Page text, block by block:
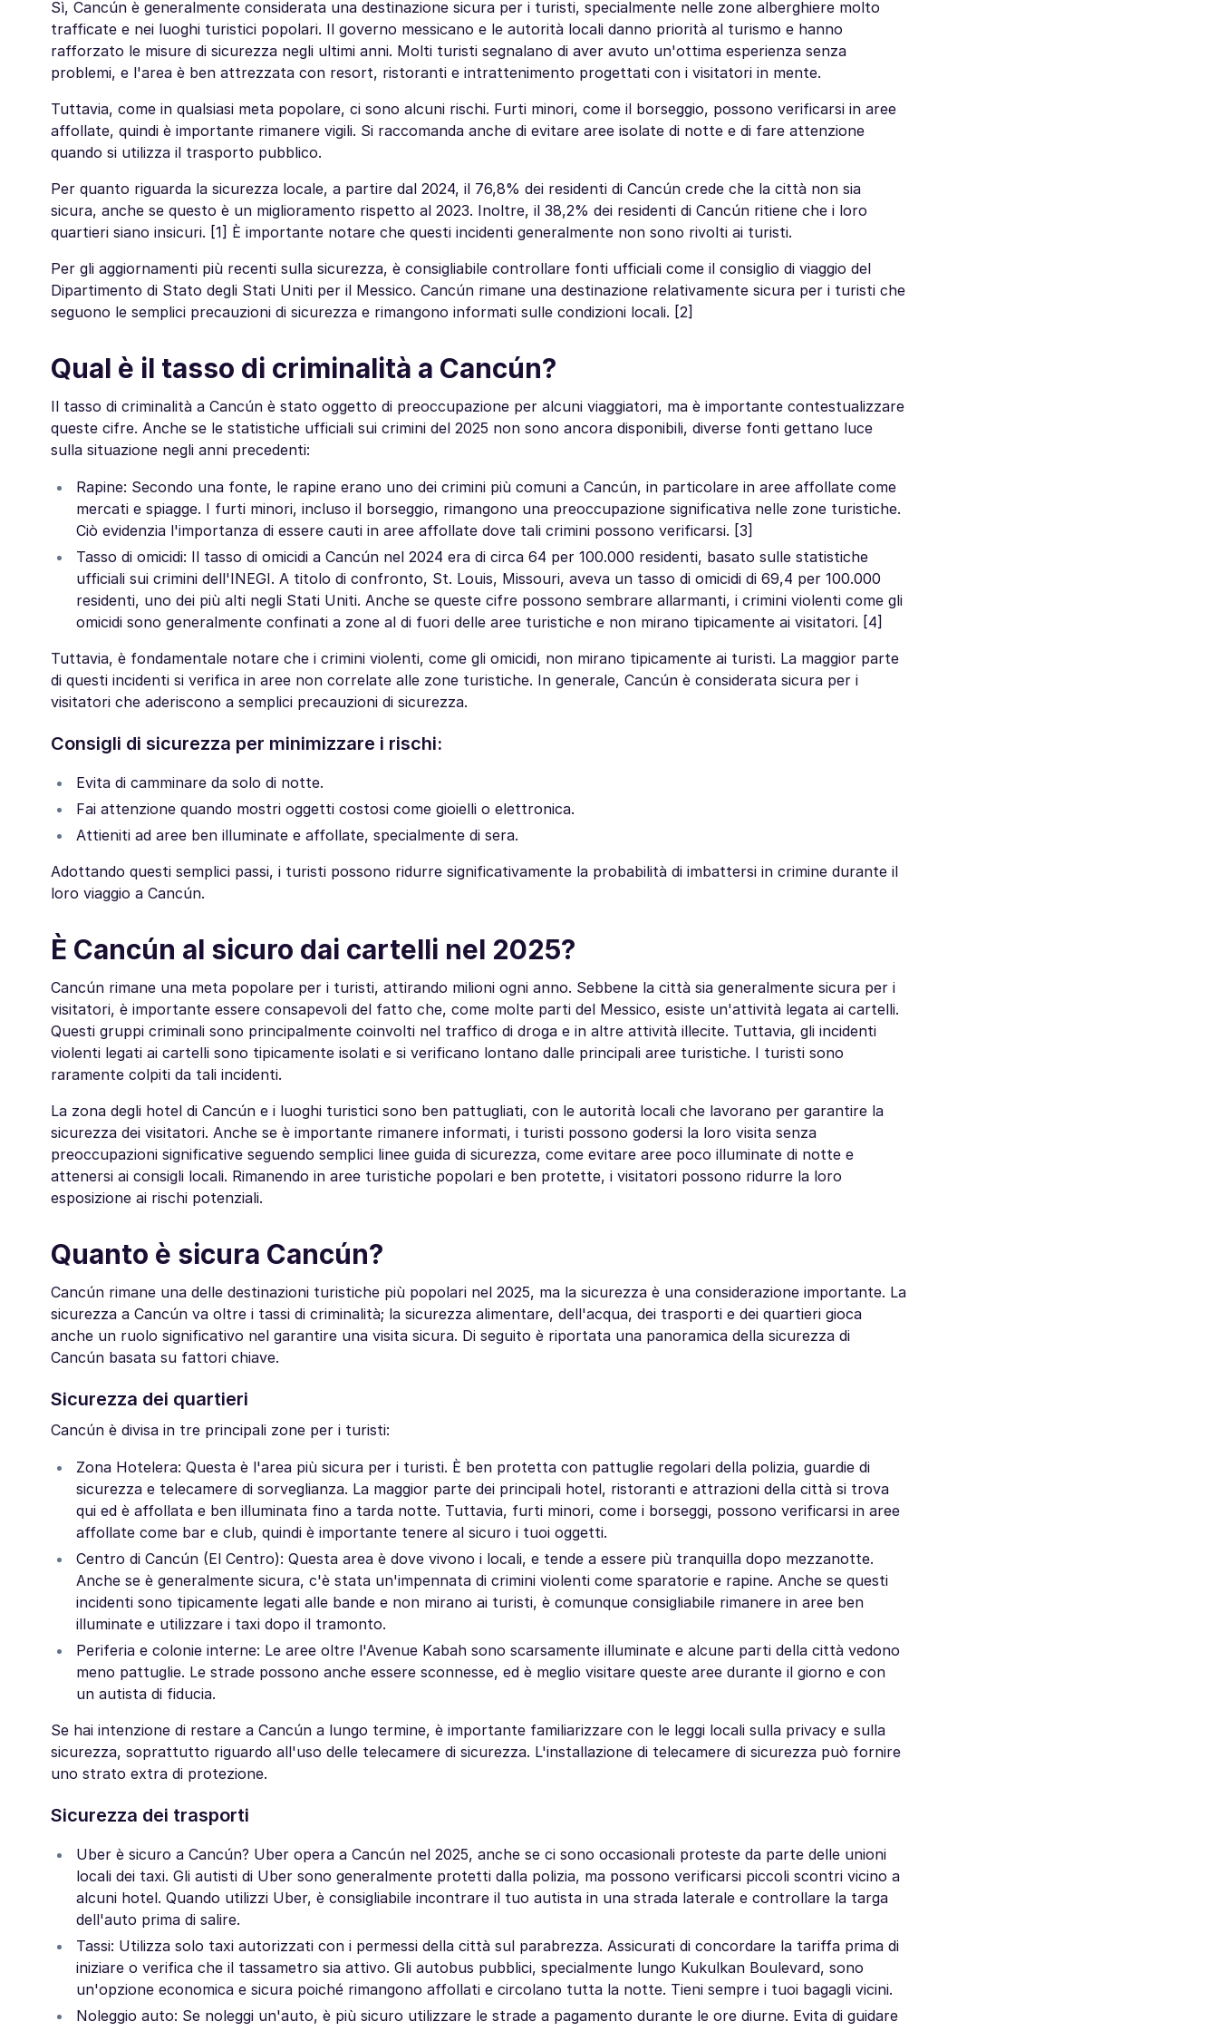
Sì, Cancún è generalmente considerata una destinazione sicura per i turisti, specialmente nelle zone alberghiere molto
trafficate e nei luoghi turistici popolari. Il governo messicano e le autorità locali danno priorità al turismo e hanno
rafforzato le misure di sicurezza negli ultimi anni. Molti turisti segnalano di aver avuto un'ottima esperienza senza
problemi, e l'area è ben attrezzata con resort, ristoranti e intrattenimento progettati con i visitatori in mente.
Tuttavia, come in qualsiasi meta popolare, ci sono alcuni rischi. Furti minori, come il borseggio, possono verificarsi in aree
affollate, quindi è importante rimanere vigili. Si raccomanda anche di evitare aree isolate di notte e di fare attenzione
quando si utilizza il trasporto pubblico.
Per quanto riguarda la sicurezza locale, a partire dal 2024, il 76,8% dei residenti di Cancún crede che la città non sia
sicura, anche se questo è un miglioramento rispetto al 2023. Inoltre, il 38,2% dei residenti di Cancún ritiene che i loro
quartieri siano insicuri. [1] È importante notare che questi incidenti generalmente non sono rivolti ai turisti.
Per gli aggiornamenti più recenti sulla sicurezza, è consigliabile controllare fonti ufficiali come il consiglio di viaggio del
Dipartimento di Stato degli Stati Uniti per il Messico. Cancún rimane una destinazione relativamente sicura per i turisti che
seguono le semplici precauzioni di sicurezza e rimangono informati sulle condizioni locali. [2]
Qual è il tasso di criminalità a Cancún?
Il tasso di criminalità a Cancún è stato oggetto di preoccupazione per alcuni viaggiatori, ma è importante contestualizzare
queste cifre. Anche se le statistiche ufficiali sui crimini del 2025 non sono ancora disponibili, diverse fonti gettano luce
sulla situazione negli anni precedenti:
Rapine: Secondo una fonte, le rapine erano uno dei crimini più comuni a Cancún, in particolare in aree affollate come
mercati e spiagge. I furti minori, incluso il borseggio, rimangono una preoccupazione significativa nelle zone turistiche.
Ciò evidenzia l'importanza di essere cauti in aree affollate dove tali crimini possono verificarsi. [3]
Tasso di omicidi: Il tasso di omicidi a Cancún nel 2024 era di circa 64 per 100.000 residenti, basato sulle statistiche
ufficiali sui crimini dell'INEGI. A titolo di confronto, St. Louis, Missouri, aveva un tasso di omicidi di 69,4 per 100.000
residenti, uno dei più alti negli Stati Uniti. Anche se queste cifre possono sembrare allarmanti, i crimini violenti come gli
omicidi sono generalmente confinati a zone al di fuori delle aree turistiche e non mirano tipicamente ai visitatori. [4]
Tuttavia, è fondamentale notare che i crimini violenti, come gli omicidi, non mirano tipicamente ai turisti. La maggior parte
di questi incidenti si verifica in aree non correlate alle zone turistiche. In generale, Cancún è considerata sicura per i
visitatori che aderiscono a semplici precauzioni di sicurezza.
Consigli di sicurezza per minimizzare i rischi:
Evita di camminare da solo di notte.
Fai attenzione quando mostri oggetti costosi come gioielli o elettronica.
Attieniti ad aree ben illuminate e affollate, specialmente di sera.
Adottando questi semplici passi, i turisti possono ridurre significativamente la probabilità di imbattersi in crimine durante il
loro viaggio a Cancún.
È Cancún al sicuro dai cartelli nel 2025?
Cancún rimane una meta popolare per i turisti, attirando milioni ogni anno. Sebbene la città sia generalmente sicura per i
visitatori, è importante essere consapevoli del fatto che, come molte parti del Messico, esiste un'attività legata ai cartelli.
Questi gruppi criminali sono principalmente coinvolti nel traffico di droga e in altre attività illecite. Tuttavia, gli incidenti
violenti legati ai cartelli sono tipicamente isolati e si verificano lontano dalle principali aree turistiche. I turisti sono
raramente colpiti da tali incidenti.
La zona degli hotel di Cancún e i luoghi turistici sono ben pattugliati, con le autorità locali che lavorano per garantire la
sicurezza dei visitatori. Anche se è importante rimanere informati, i turisti possono godersi la loro visita senza
preoccupazioni significative seguendo semplici linee guida di sicurezza, come evitare aree poco illuminate di notte e
attenersi ai consigli locali. Rimanendo in aree turistiche popolari e ben protette, i visitatori possono ridurre la loro
esposizione ai rischi potenziali.
Quanto è sicura Cancún?
Cancún rimane una delle destinazioni turistiche più popolari nel 2025, ma la sicurezza è una considerazione importante. La
sicurezza a Cancún va oltre i tassi di criminalità; la sicurezza alimentare, dell'acqua, dei trasporti e dei quartieri gioca
anche un ruolo significativo nel garantire una visita sicura. Di seguito è riportata una panoramica della sicurezza di
Cancún basata su fattori chiave.
Sicurezza dei quartieri
Cancún è divisa in tre principali zone per i turisti:
Zona Hotelera: Questa è l'area più sicura per i turisti. È ben protetta con pattuglie regolari della polizia, guardie di
sicurezza e telecamere di sorveglianza. La maggior parte dei principali hotel, ristoranti e attrazioni della città si trova
qui ed è affollata e ben illuminata fino a tarda notte. Tuttavia, furti minori, come i borseggi, possono verificarsi in aree
affollate come bar e club, quindi è importante tenere al sicuro i tuoi oggetti.
Centro di Cancún (El Centro): Questa area è dove vivono i locali, e tende a essere più tranquilla dopo mezzanotte.
Anche se è generalmente sicura, c'è stata un'impennata di crimini violenti come sparatorie e rapine. Anche se questi
incidenti sono tipicamente legati alle bande e non mirano ai turisti, è comunque consigliabile rimanere in aree ben
illuminate e utilizzare i taxi dopo il tramonto.
Periferia e colonie interne: Le aree oltre l'Avenue Kabah sono scarsamente illuminate e alcune parti della città vedono
meno pattuglie. Le strade possono anche essere sconnesse, ed è meglio visitare queste aree durante il giorno e con
un autista di fiducia.
Se hai intenzione di restare a Cancún a lungo termine, è importante familiarizzare con le leggi locali sulla privacy e sulla
sicurezza, soprattutto riguardo all'uso delle telecamere di sicurezza. L'installazione di telecamere di sicurezza può fornire
uno strato extra di protezione.
Sicurezza dei trasporti
Uber è sicuro a Cancún? Uber opera a Cancún nel 2025, anche se ci sono occasionali proteste da parte delle unioni
locali dei taxi. Gli autisti di Uber sono generalmente protetti dalla polizia, ma possono verificarsi piccoli scontri vicino a
alcuni hotel. Quando utilizzi Uber, è consigliabile incontrare il tuo autista in una strada laterale e controllare la targa
dell'auto prima di salire.
Tassi: Utilizza solo taxi autorizzati con i permessi della città sul parabrezza. Assicurati di concordare la tariffa prima di
iniziare o verifica che il tassametro sia attivo. Gli autobus pubblici, specialmente lungo Kukulkan Boulevard, sono
un'opzione economica e sicura poiché rimangono affollati e circolano tutta la notte. Tieni sempre i tuoi bagagli vicini.
Noleggio auto: Se noleggi un'auto, è più sicuro utilizzare le strade a pagamento durante le ore diurne. Evita di guidare